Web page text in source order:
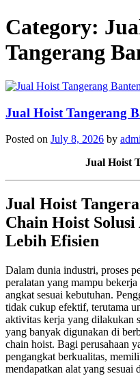
Category:
Tangerang
Jual Hoist Tangerang
Posted on July 8, 2026 by
Jual Hoist
Jual Hoist
Chain Hoist
Lebih Efisien
Dalam dunia industri, proses
peralatan yang mampu
angkat sesuai kebutuhan.
tidak cukup efektif, terutama
aktivitas kerja yang dilakukan
yang banyak digunakan di
chain hoist. Bagi perusahaan
pengangkat berkualitas,
mendapatkan alat yang sesuai